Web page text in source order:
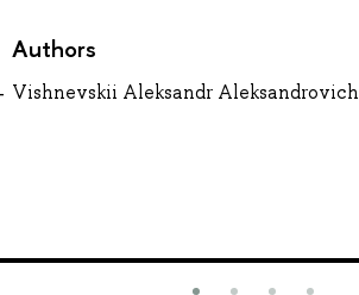
Authors
Vishnevskii Aleksandr Aleksandrovich